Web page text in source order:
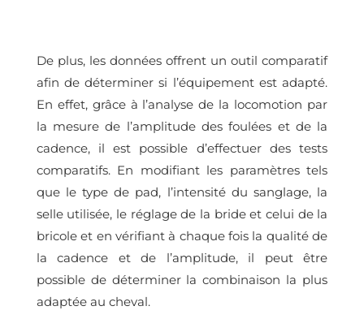
De plus, les données offrent un outil comparatif
afin de déterminer si l’équipement est adapté.
En effet, grâce à l’analyse de la locomotion par
la mesure de l’amplitude des foulées et de la
cadence, il est possible d’effectuer des tests
comparatifs. En modifiant les paramètres tels
que le type de pad, l’intensité du sanglage, la
selle utilisée, le réglage de la bride et celui de la
bricole et en vérifiant à chaque fois la qualité de
la cadence et de l’amplitude, il peut être
possible de déterminer la combinaison la plus
adaptée au cheval.